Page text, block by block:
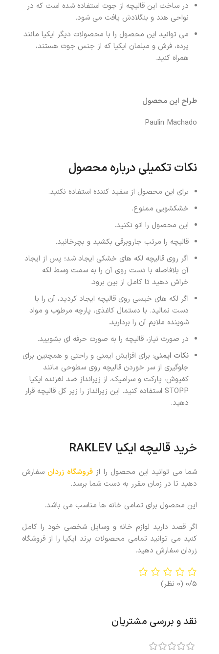
در ساخت این قالیچه از جوت استفاده شده است که در
نواحی هند و بنگلادش یافت می شود.
می توانید این محصول را با محصولات دیگر ایکیا مانند
پرده، فرش و مبلمان ایکیا که از جنس جوت هستند،
همراه کنید.
طراح این محصول
Paulin Machado
نکات تکمیلی درباره محصول
برای این محصول از سفید کننده استفاده نکنید.
خشکشویی ممنوع.
این محصول را اتو نکنید.
قالیچه را مرتب جاروبرقی بکشید و بچرخانید.
اگر روی قالیچه لکه های خشکی ایجاد شد؛ پس از ایجاد
آن بلافاصله با دست روی آن را به سمت وسط لکه
خراش دهید تا کامل از بین برود.
اگر لکه های خیسی روی قالیچه ایجاد کردید، آن را با
دست نمالید. با دستمال کاغذی، پارچه مرطوب و مواد
شوینده ملایم آن را بردارید.
در صورت نیاز، قالیچه را به صورت حرفه ای بشویید.
نکات ایمنی: برای افزایش ایمنی و راحتی و همچنین برای
جلوگیری از سر خوردن قالیچه روی سطوحی مانند
کفپوش، پارکت و سرامیک، از زیرانداز ضد لغزنده ایکیا
STOPP استفاده کنید. این زیرانداز را زیر کل قالیچه قرار
دهید.
خرید قالیچه ایکیاRAKLEV
شما می توانید این محصول را ازفروشگاه زردان سفارش
دهید تا در زمان مقرر به دست شما برسد.
این محصول برای تمامی خانه ها مناسب می باشد.
اگر قصد دارید لوازم خانه و وسایل شخصی خود را کامل
کنید می توانید تمامی محصولات برند ایکیا را از فروشگاه
زردان سفارش دهید.
0/5 (0 نظر)
نقد و بررسی مشتریان